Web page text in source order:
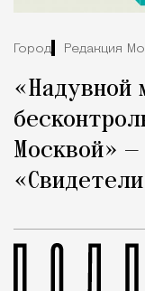
Город Редакция
«Надувной
Москвой» —